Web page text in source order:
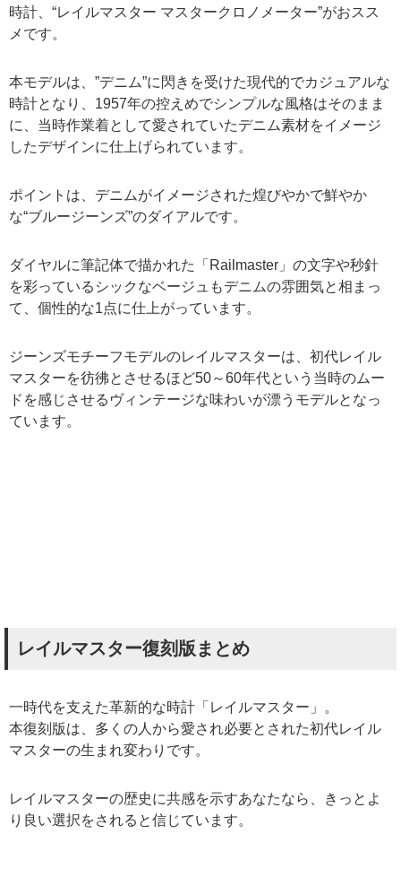
時計、“レイルマスター マスタークロノメーター”がおスス
メです。
本モデルは、”デニム”に閃きを受けた現代的でカジュアルな
時計となり、1957年の控えめでシンプルな風格はそのまま
に、当時作業着として愛されていたデニム素材をイメージ
したデザインに仕上げられています。
ポイントは、デニムがイメージされた煌びやかで鮮やか
な“ブルージーンズ”のダイアルです。
ダイヤルに筆記体で描かれた「Railmaster」の文字や秒針
を彩っているシックなベージュもデニムの雰囲気と相まっ
て、個性的な1点に仕上がっています。
ジーンズモチーフモデルのレイルマスターは、初代レイル
マスターを彷彿とさせるほど50～60年代という当時のムー
ドを感じさせるヴィンテージな味わいが漂うモデルとなっ
ています。
レイルマスター復刻版まとめ
一時代を支えた革新的な時計「レイルマスター」。
本復刻版は、多くの人から愛され必要とされた初代レイル
マスターの生まれ変わりです。
レイルマスターの歴史に共感を示すあなたなら、きっとよ
り良い選択をされると信じています。